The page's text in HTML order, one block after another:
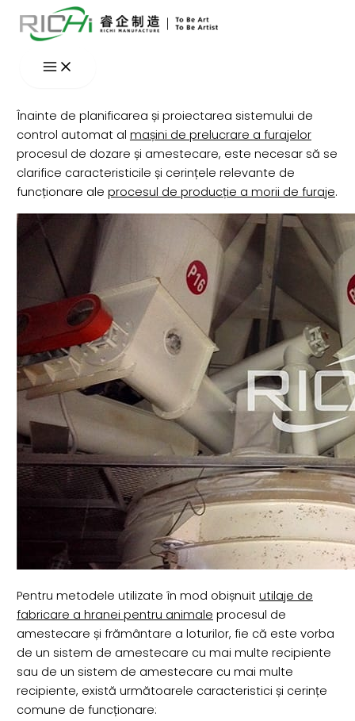
Skip
Înainte de planificarea și proiectarea sistemului de
control automat al mașini de prelucrare a furajelor
procesul de dozare și amestecare, este necesar să se
clarifice caracteristicile și cerințele relevante de
funcționare ale procesul de producție a morii de furaje.
Pentru metodele utilizate în mod obișnuit utilaje de
fabricare a hranei pentru animale procesul de
amestecare și frământare a loturilor, fie că este vorba
de un sistem de amestecare cu mai multe recipiente
sau de un sistem de amestecare cu mai multe
recipiente, există următoarele caracteristici și cerințe
comune de funcționare: